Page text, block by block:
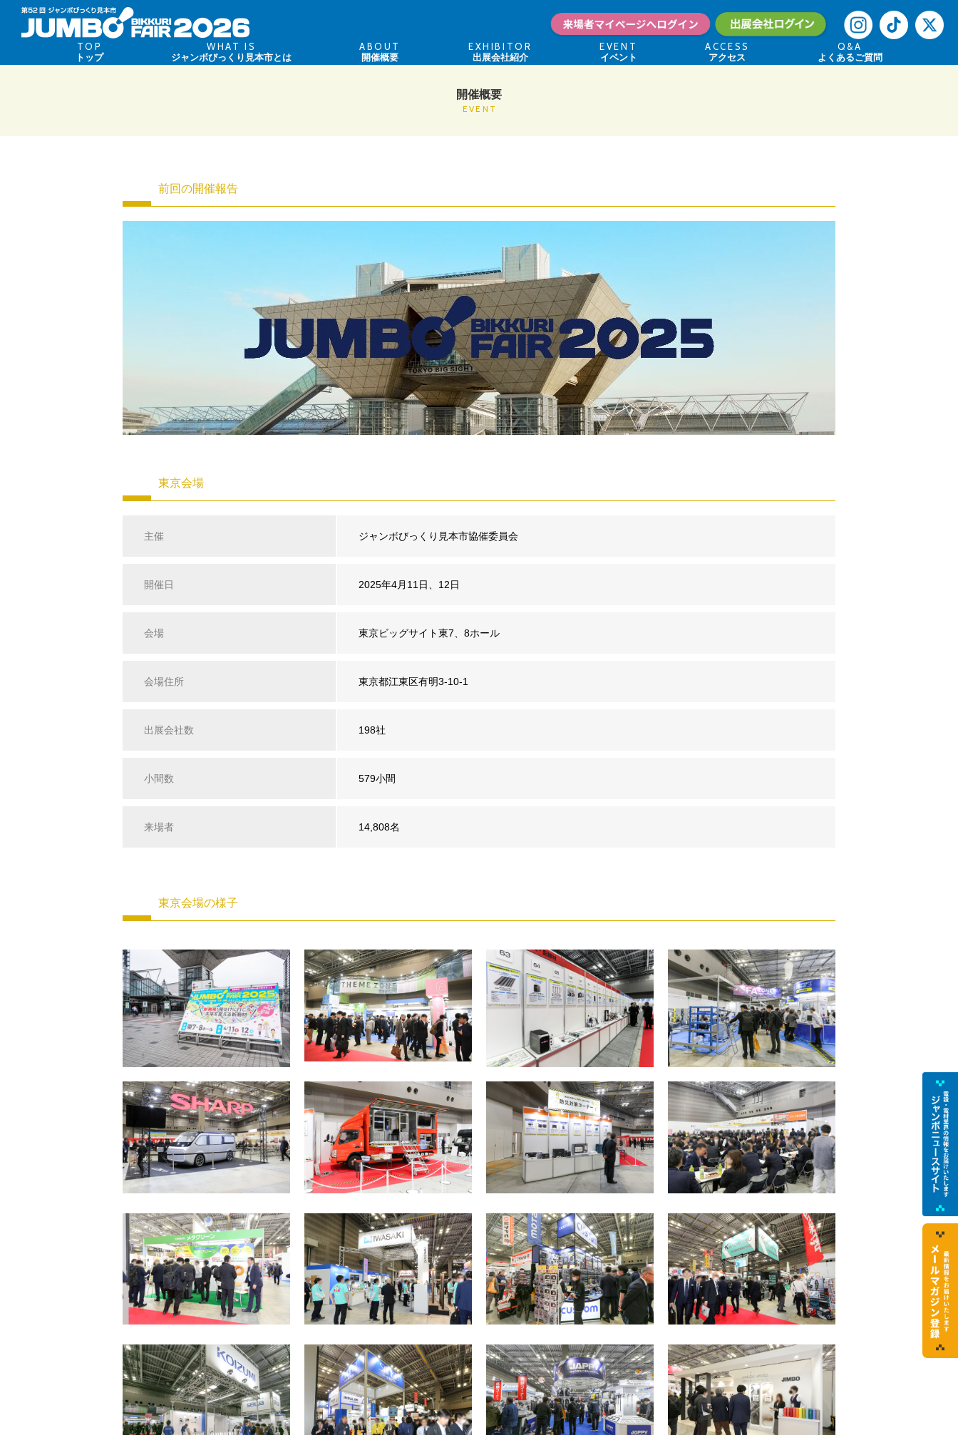
TOP
トップ
WHAT IS
ジャンボびっくり見本市とは
ABOUT
開催概要
EXHIBITOR
出展会社紹介
EVENT
イベント
ACCESS
アクセス
Q&A
よくあるご質問
開催概要
EVENT
前回の開催報告
東京会場
主催 ジャンボびっくり見本市協催委員会
開催日 2025年4月11日、12日
会場 東京ビッグサイト東7、8ホール
会場住所 東京都江東区有明3-10-1
出展会社数 198社
小間数 579小間
来場者 14,808名
東京会場の様子